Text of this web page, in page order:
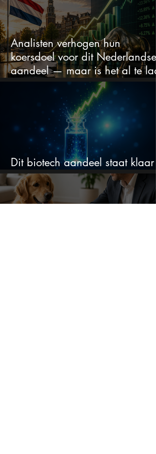
Analisten verhogen hun
koersdoel voor dit Nederlandse
aandeel — maar is het al te laat
om in te stappen?
Dit biotech aandeel staat klaar
voor een flinke rally